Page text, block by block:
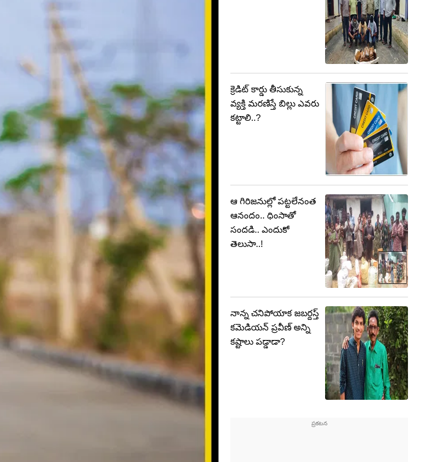
క్రెడిట్ కార్డు తీసుకున్న
వ్యక్తి మరణిస్తే బిల్లు ఎవరు
కట్టాలి..?
ఆ గిరిజనుల్లో పట్టలేనంత
ఆనందం.. ధింసాతో
సందడి.. ఎందుకో
తెలుసా..!
నాన్న చనిపోయాక జబర్దస్త్
కమెడియన్ ప్రవీణ్ అన్ని
కష్టాలు పడ్డాడా?